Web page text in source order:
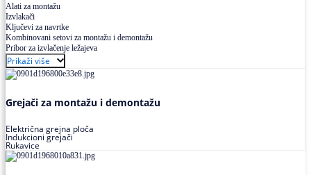
Alati za montažu
Izvlakači
Ključevi za navrtke
Kombinovani setovi za montažu i demontažu
Pribor za izvlačenje ležajeva
Prikaži više
Grejači za montažu i demontažu
Električna grejna ploča
Indukcioni grejači
Rukavice